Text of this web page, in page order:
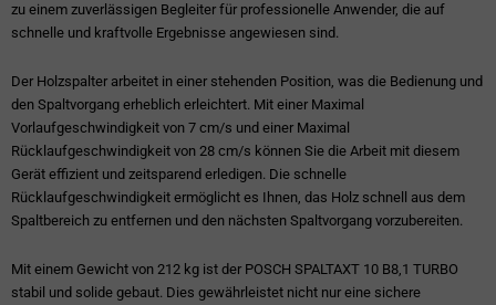
zu einem zuverlässigen Begleiter für professionelle Anwender, die auf
schnelle und kraftvolle Ergebnisse angewiesen sind.
Der Holzspalter arbeitet in einer stehenden Position, was die Bedienung und
den Spaltvorgang erheblich erleichtert. Mit einer Maximal
Vorlaufgeschwindigkeit von 7 cm/s und einer Maximal
Rücklaufgeschwindigkeit von 28 cm/s können Sie die Arbeit mit diesem
Gerät effizient und zeitsparend erledigen. Die schnelle
Rücklaufgeschwindigkeit ermöglicht es Ihnen, das Holz schnell aus dem
Spaltbereich zu entfernen und den nächsten Spaltvorgang vorzubereiten.
Mit einem Gewicht von 212 kg ist der POSCH SPALTAXT 10 B8,1 TURBO
stabil und solide gebaut. Dies gewährleistet nicht nur eine sichere